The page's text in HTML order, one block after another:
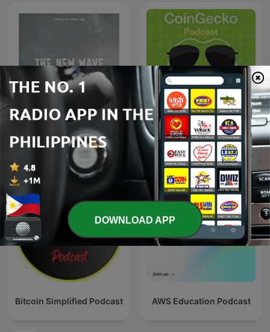
The New Wave
CoinGecko Podcast -
Bitcoin & Cryptocurrency
Insights
Bitcoin Simplified Podcast AWS Education Podcast
DOWNLOAD APP